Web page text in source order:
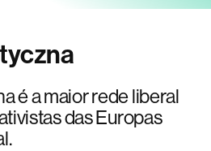
é a maior rede liberal
das Europas